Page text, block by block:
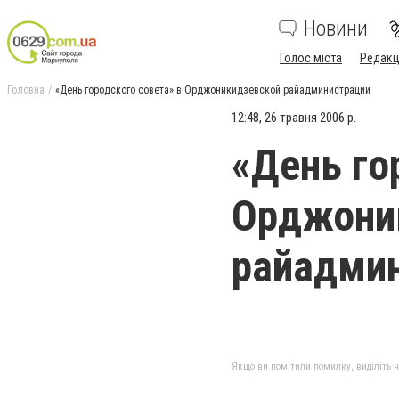
Новини
Голос міста
Головна «День городского совета» в Орджоникидзевской райадминистрации
12:48, 26 травня 2006 р.
«День
Якщо ви помітили помилку, виділіть